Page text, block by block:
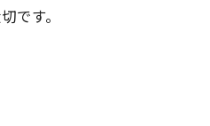
です。